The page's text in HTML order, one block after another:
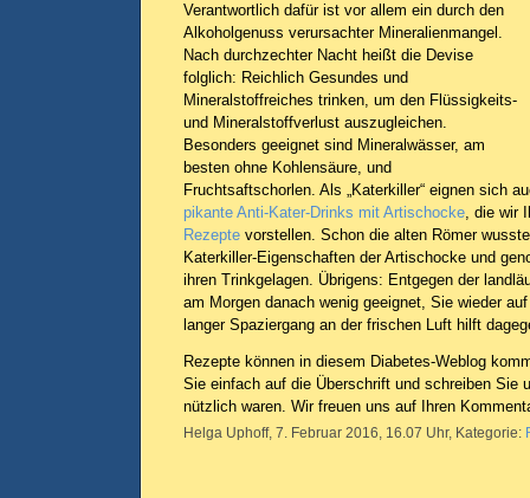
Verantwortlich dafür ist vor allem ein durch den
Alkoholgenuss verursachter Mineralienmangel.
Nach durchzechter Nacht heißt die Devise
folglich: Reichlich Gesundes und
Mineralstoffreiches trinken, um den Flüssigkeits-
und Mineralstoffverlust auszugleichen.
Besonders geeignet sind Mineralwässer, am
besten ohne Kohlensäure, und
Fruchtsaftschorlen. Als „Katerkiller“ eignen sich
pikante Anti-Kater-Drinks mit Artischocke, die wir
Rezepte vorstellen. Schon die alten Römer
Katerkiller-Eigenschaften der Artischocke und
ihren Trinkgelagen. Übrigens: Entgegen der
am Morgen danach wenig geeignet, Sie wieder
langer Spaziergang an der frischen Luft hilft
Rezepte können in diesem Diabetes-Weblog
Sie einfach auf die Überschrift und schreiben Sie
nützlich waren. Wir freuen uns auf Ihren
Helga Uphoff, 7. Februar 2016, 16.07 Uhr, Kategorie: